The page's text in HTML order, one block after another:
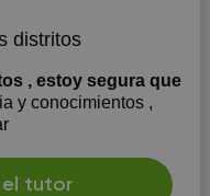
distritos
, estoy segura que
y conocimientos ,
tutor